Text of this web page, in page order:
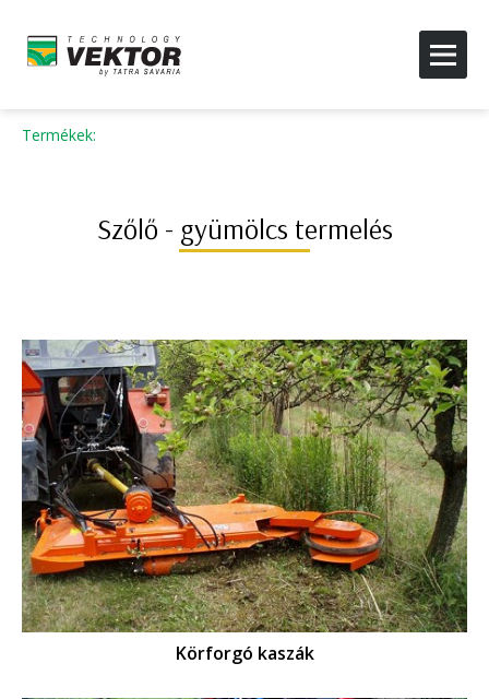
Termékek:
Szőlő - gyümölcs termelés
Körforgó kaszák